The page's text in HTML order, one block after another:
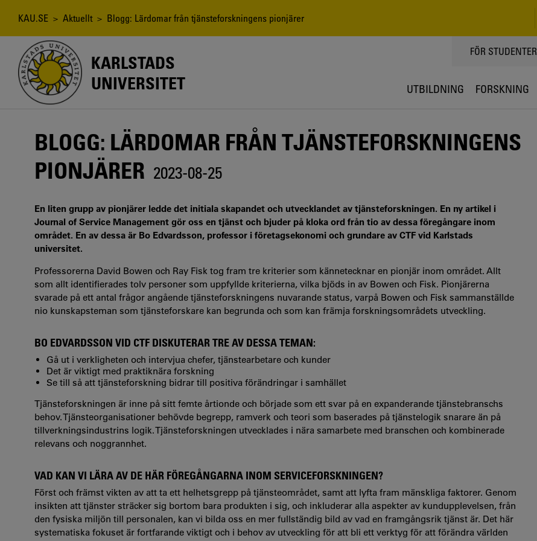
Länkstig
KAU.SE > Aktuellt > Blogg: Lärdomar från tjänsteforskningens pionjärer
KARLSTADS
UNIVERSITET
TOPPMENY
FÖR STUDENTER
UTBILDNING FORSKNING
BLOGG: LÄRDOMAR FRÅN TJÄNSTEFORSKNINGENS
PIONJÄRER 2023-08-25
En liten grupp av pionjärer ledde det initiala skapandet och utvecklandet av tjänsteforskningen. En ny artikel i
Journal of Service Management gör oss en tjänst och bjuder på kloka ord från tio av dessa föregångare inom
området. En av dessa är Bo Edvardsson, professor i företagsekonomi och grundare av CTF vid Karlstads
universitet.
Professorerna David Bowen och Ray Fisk tog fram tre kriterier som kännetecknar en pionjär inom området. Allt
som allt identifierades tolv personer som uppfyllde kriterierna, vilka bjöds in av Bowen och Fisk. Pionjärerna
svarade på ett antal frågor angående tjänsteforskningens nuvarande status, varpå Bowen och Fisk sammanställde
nio kunskapsteman som tjänsteforskare kan begrunda och som kan främja forskningsområdets utveckling.
BO EDVARDSSON VID CTF DISKUTERAR TRE AV DESSA TEMAN:
Gå ut i verkligheten och intervjua chefer, tjänstearbetare och kunder
Det är viktigt med praktiknära forskning
Se till så att tjänsteforskning bidrar till positiva förändringar i samhället
Tjänsteforskningen är inne på sitt femte årtionde och började som ett svar på en expanderande tjänstebranschs
behov. Tjänsteorganisationer behövde begrepp, ramverk och teori som baserades på tjänstelogik snarare än på
tillverkningsindustrins logik. Tjänsteforskningen utvecklades i nära samarbete med branschen och kombinerade
relevans och noggrannhet.
VAD KAN VI LÄRA AV DE HÄR FÖREGÅNGARNA INOM SERVICEFORSKNINGEN?
Först och främst vikten av att ta ett helhetsgrepp på tjänsteområdet, samt att lyfta fram mänskliga faktorer. Genom
insikten att tjänster sträcker sig bortom bara produkten i sig, och inkluderar alla aspekter av kundupplevelsen, från
den fysiska miljön till personalen, kan vi bilda oss en mer fullständig bild av vad en framgångsrik tjänst är. Det här
systematiska fokuset är fortfarande viktigt och i behov av utveckling för att bli ett verktyg för att förändra världen